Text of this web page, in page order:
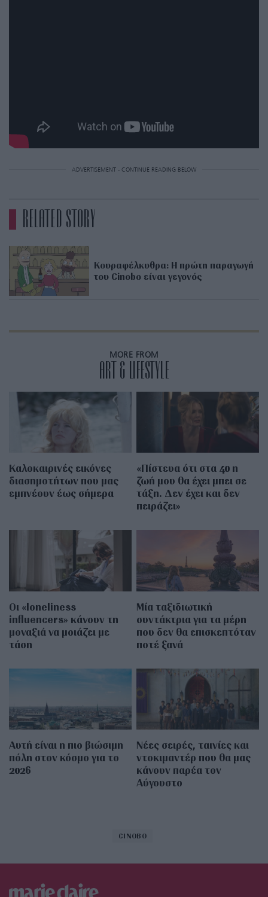
ADVERTISEMENT - CONTINUE READING BELOW
RELATED STORY
Κουραφέλκυθρα: Η πρώτη παραγωγή
του Cinobo είναι γεγονός
MORE FROM
ART & LIFESTYLE
Καλοκαιρινές εικόνες
διασημοτήτων που μας
εμπνέουν έως σήμερα
«Πίστευα ότι στα 40 η
ζωή μου θα έχει μπει σε
τάξη. Δεν έχει και δεν
πειράζει»
Οι «loneliness
influencers» κάνουν τη
μοναξιά να μοιάζει με
τάση
Μία ταξιδιωτική
συντάκτρια για τα μέρη
που δεν θα επισκεπτόταν
ποτέ ξανά
Αυτή είναι η πιο βιώσιμη
πόλη στον κόσμο για το
2026
Νέες σειρές, ταινίες και
ντοκιμαντέρ που θα μας
κάνουν παρέα τον
Αύγουστο
CINOBO